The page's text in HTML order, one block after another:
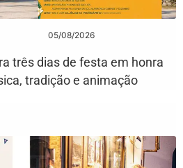
05/08/2026
três dias de festa em honra
tradição e animação